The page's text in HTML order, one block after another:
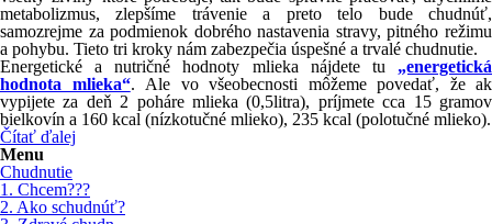
metabolizmus, zlepšíme trávenie a preto telo bude chudnúť,
samozrejme za podmienok dobrého nastavenia stravy, pitného režimu
a pohybu. Tieto tri kroky nám zabezpečia úspešné a trvalé chudnutie.
Energetické a nutričné hodnoty mlieka nájdete tu „energetická
hodnota mlieka“. Ale vo všeobecnosti môžeme povedať, že ak
vypijete za deň 2 poháre mlieka (0,5litra), príjmete cca 15 gramov
bielkovín a 160 kcal (nízkotučné mlieko), 235 kcal (polotučné mlieko).
Čítať ďalej
Menu
Chudnutie
1. Chcem???
2. Ako schudnúť?